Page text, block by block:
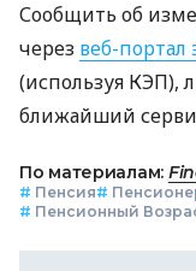
Сообщить об
через веб-
(используя КЭП),
ближайший
По материалам:
# Пенсия#
# Пенсионный